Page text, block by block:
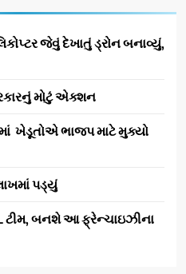
જેવું દેખાતું ડ્રોન બનાવ્યું,
મોટું એક્શન
ખેડૂતોએ ભાજપ માટે મુક્યો
પડ્યું
ટીમ, બનશે આ ફ્રેન્ચાઇઝીના